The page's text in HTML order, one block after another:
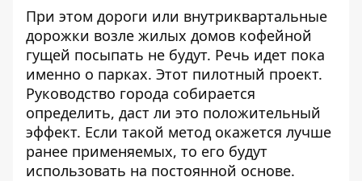
При этом дороги или внутриквартальные
дорожки возле жилых домов кофейной
гущей посыпать не будут. Речь идет пока
именно о парках. Этот пилотный проект.
Руководство города собирается
определить, даст ли это положительный
эффект. Если такой метод окажется лучше
ранее применяемых, то его будут
использовать на постоянной основе.